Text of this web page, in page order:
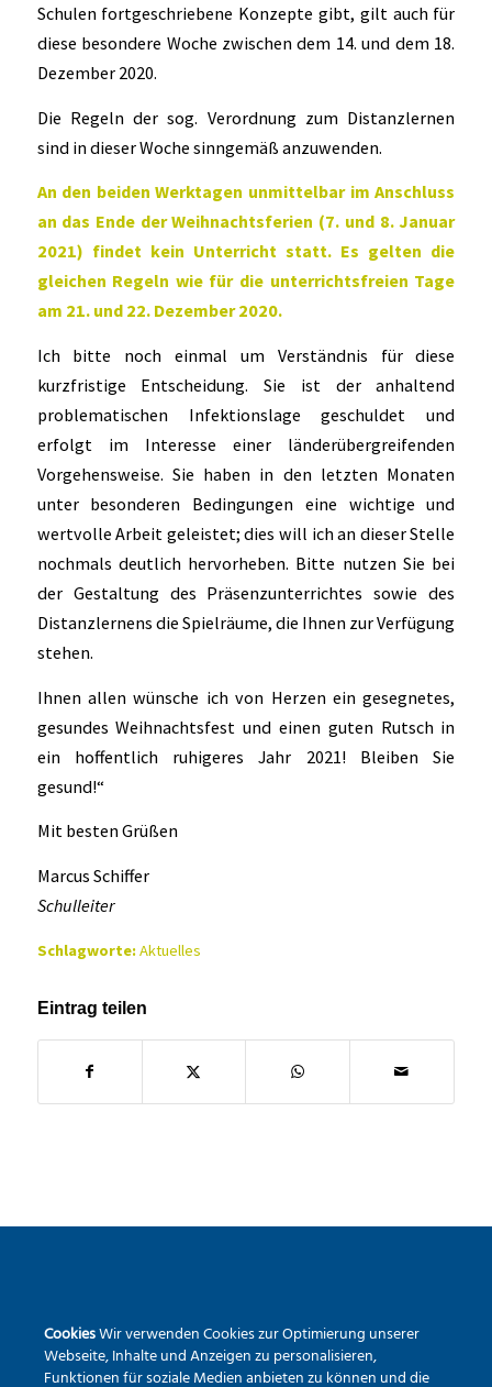
Schulen fortgeschriebene Konzepte gibt, gilt auch für
diese besondere Woche zwischen dem 14. und dem 18.
Dezember 2020.
Die Regeln der sog. Verordnung zum Distanzlernen
sind in dieser Woche sinngemäß anzuwenden.
An den beiden Werktagen unmittelbar im Anschluss
an das Ende der Weihnachtsferien (7. und 8. Januar
2021) findet kein Unterricht statt. Es gelten die
gleichen Regeln wie für die unterrichtsfreien Tage
am 21. und 22. Dezember 2020.
Ich bitte noch einmal um Verständnis für diese
kurzfristige Entscheidung. Sie ist der anhaltend
problematischen Infektionslage geschuldet und
erfolgt im Interesse einer länderübergreifenden
Vorgehensweise. Sie haben in den letzten Monaten
unter besonderen Bedingungen eine wichtige und
wertvolle Arbeit geleistet; dies will ich an dieser Stelle
nochmals deutlich hervorheben. Bitte nutzen Sie bei
der Gestaltung des Präsenzunterrichtes sowie des
Distanzlernens die Spielräume, die Ihnen zur Verfügung
stehen.
Ihnen allen wünsche ich von Herzen ein gesegnetes,
gesundes Weihnachtsfest und einen guten Rutsch in
ein hoffentlich ruhigeres Jahr 2021! Bleiben Sie
gesund!“
Mit besten Grüßen
Marcus Schiffer
Schulleiter
Schlagworte:Aktuelles
Eintrag teilen
Pietrapaola-Platz 4
59581 Warstein
CookiesWir verwenden Cookies zur Optimierung unserer
Webseite, Inhalte und Anzeigen zu personalisieren,
Funktionen für soziale Medien anbieten zu können und die